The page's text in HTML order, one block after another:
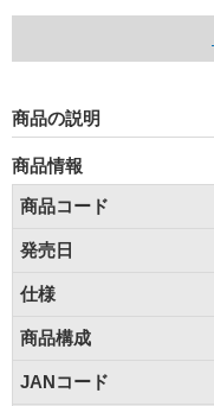
商品の説明
商品情報
商品コード
発売日
仕様
商品構成
JANコード